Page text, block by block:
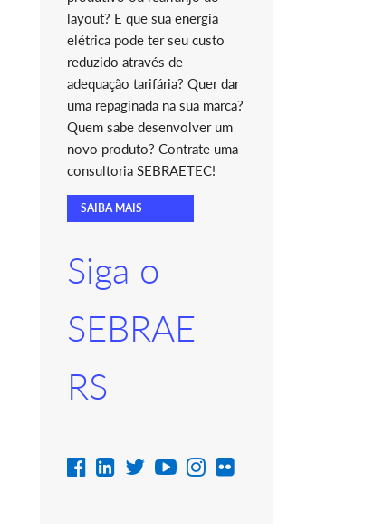
layout? E que sua energia
elétrica pode ter seu custo
reduzido através de
adequação tarifária? Quer dar
uma repaginada na sua marca?
Quem sabe desenvolver um
novo produto? Contrate uma
consultoria SEBRAETEC!
SAIBA MAIS
Siga o
SEBRAE
RS